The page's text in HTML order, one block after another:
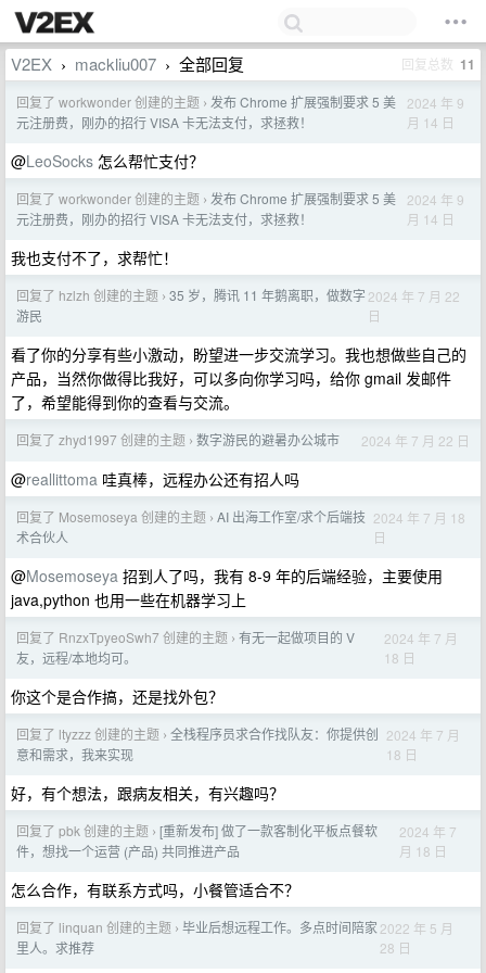
V2EX › mackliu007 › 全部回复 回复总数 11
回复了 workwonder 创建的主题 › 发布 Chrome 扩展强制要求 5 美
元注册费，刚办的招行 VISA 卡无法支付，求拯救！
2024 年 9
月 14 日
@LeoSocks 怎么帮忙支付？
回复了 workwonder 创建的主题 › 发布 Chrome 扩展强制要求 5 美
元注册费，刚办的招行 VISA 卡无法支付，求拯救！
2024 年 9
月 14 日
我也支付不了，求帮忙！
回复了 hzlzh 创建的主题 › 35 岁，腾讯 11 年鹅离职，做数字
游民
2024 年 7 月 22
日
看了你的分享有些小激动，盼望进一步交流学习。我也想做些自己的
产品，当然你做得比我好，可以多向你学习吗，给你 gmail 发邮件
了，希望能得到你的查看与交流。
回复了 zhyd1997 创建的主题 › 数字游民的避暑办公城市 2024 年 7 月 22 日
@reallittoma 哇真棒，远程办公还有招人吗
回复了 Mosemoseya 创建的主题 › AI 出海工作室/求个后端技
术合伙人
2024 年 7 月 18
日
@Mosemoseya 招到人了吗，我有 8-9 年的后端经验，主要使用
java,python 也用一些在机器学习上
回复了 RnzxTpyeoSwh7 创建的主题 › 有无一起做项目的 V
友，远程/本地均可。
2024 年 7 月
18 日
你这个是合作搞，还是找外包？
回复了 ltyzzz 创建的主题 › 全栈程序员求合作找队友：你提供创
意和需求，我来实现
2024 年 7 月
18 日
好，有个想法，跟病友相关，有兴趣吗？
回复了 pbk 创建的主题 › [重新发布] 做了一款客制化平板点餐软
件，想找一个运营 (产品) 共同推进产品
2024 年 7
月 18 日
怎么合作，有联系方式吗，小餐管适合不？
回复了 linquan 创建的主题 › 毕业后想远程工作。多点时间陪家
里人。求推荐
2022 年 5 月
28 日